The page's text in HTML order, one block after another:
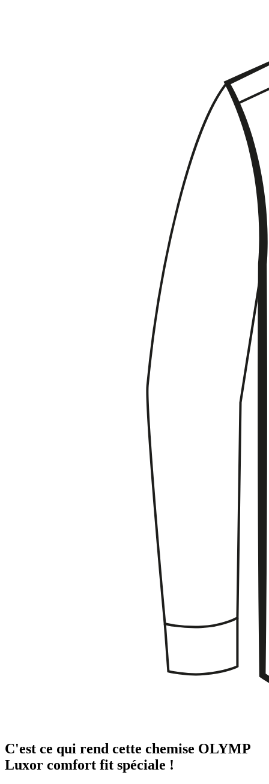
C'est ce qui rend cette chemise OLYMP
Luxor comfort fit spéciale !